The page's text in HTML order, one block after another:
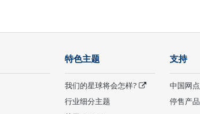
特色主题
我们的星球将会怎样?
行业细分主题
支持
中国网点
停售产品